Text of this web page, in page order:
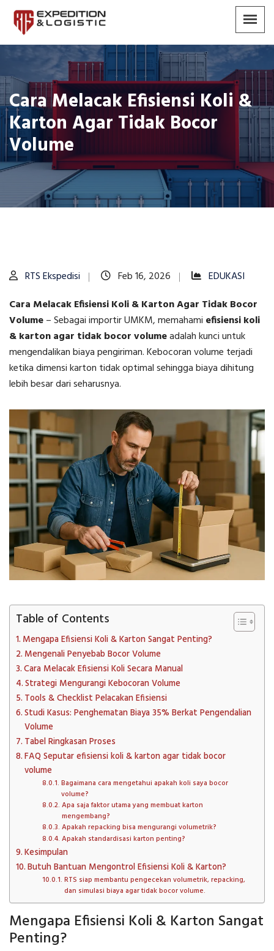
Cara Melacak Efisiensi Koli &
Karton Agar Tidak Bocor
Volume
RTS Ekspedisi Feb 16, 2026
EDUKASI
Cara Melacak Efisiensi Koli & Karton Agar Tidak Bocor
Volume–Sebagai importir UMKM, memahami efisiensi koli
& karton agar tidak bocor volumeadalah kunci untuk
mengendalikan biaya pengiriman. Kebocoran volume terjadi
ketika dimensi karton tidak optimal sehingga biaya dihitung
lebih besar dari seharusnya.
Table of Contents
Mengapa Efisiensi Koli & Karton Sangat Penting?
Mengenali Penyebab Bocor Volume
Cara Melacak Efisiensi Koli Secara Manual
Strategi Mengurangi Kebocoran Volume
Tools & Checklist Pelacakan Efisiensi
Studi Kasus: Penghematan Biaya 35% Berkat Pengendalian
Volume
Tabel Ringkasan Proses
FAQ Seputar efisiensi koli & karton agar tidak bocor
volume
Bagaimana cara mengetahui apakah koli saya bocor
volume?
Apa saja faktor utama yang membuat karton
mengembang?
Apakah repacking bisa mengurangi volumetrik?
Apakah standardisasi karton penting?
Kesimpulan
Butuh Bantuan Mengontrol Efisiensi Koli & Karton?
RTS siap membantu pengecekan volumetrik, repacking,
dan simulasi biaya agar tidak bocor volume.
Mengapa Efisiensi Koli & Karton Sangat
Penting?